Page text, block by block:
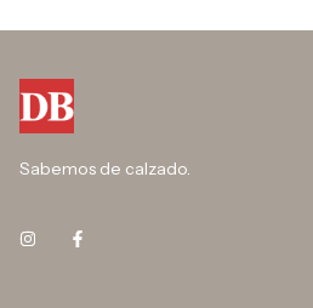
Sabemos de calzado.